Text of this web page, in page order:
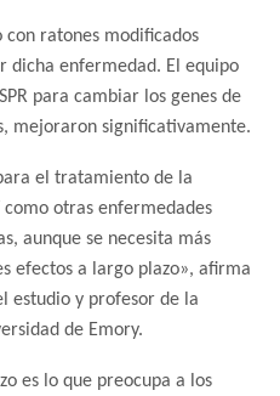
con ratones modificados
dicha enfermedad. El equipo
para cambiar los genes de
mejoraron significativamente.
el tratamiento de la
otras enfermedades
aunque se necesita más
efectos a largo plazo», afirma
estudio y profesor de la
de Emory.
es lo que preocupa a los